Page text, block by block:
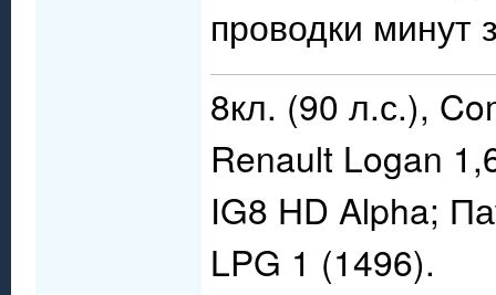
проводки минут
8кл. (90 л.с.),
Renault Logan
IG8 HD Alpha;
LPG 1 (1496).